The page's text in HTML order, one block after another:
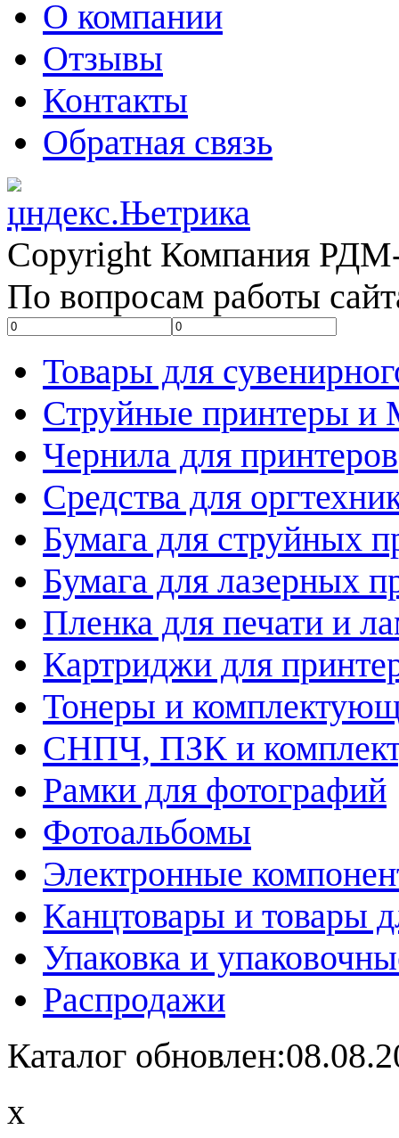
О компании
Отзывы
Контакты
Обратная связь
Copyright Компания
По вопросам работы
Товары для
Струйные принтеры
Чернила для принтеров
Средства для
Бумага для струйных
Бумага для лазерных
Пленка для печати и
Картриджи для
Тонеры и
СНПЧ, ПЗК и
Рамки для фотографий
Фотоальбомы
Электронные
Канцтовары и товары
Упаковка и
Распродажи
Каталог
x